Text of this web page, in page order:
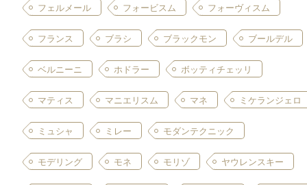
フェルメール フォービスム フォーヴィスム
フランス ブラシ ブラックモン ブールデル
ベルニーニ ホドラー ボッティチェッリ
マティス マニエリスム マネ ミケランジェロ
ミュシャ ミレー モダンテクニック
モデリング モネ モリゾ ヤウレンスキー